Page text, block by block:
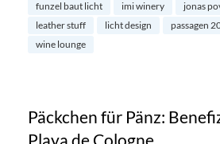
funzel baut licht
imi winery jonas
leather stuff
licht design passagen
wine lounge
Päckchen für Pänz: